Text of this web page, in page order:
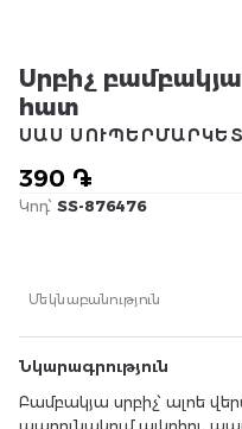
Սրբիչ բամբակյա
հատ
390 ֏
ՍԱՍ ՍՈՒՊԵՐՄԱՐԿԵՏ
Կոդ՝ SS-876476
Մեկնաբանություն
Նկարագրություն
Բամբակյա սրբիչ՝ ալոե
պարունակում ալկոհոլ,